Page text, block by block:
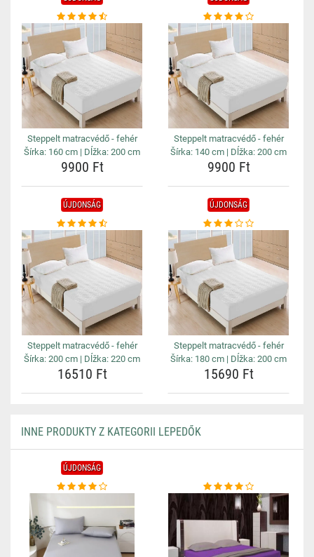
Steppelt matracvédő - fehér
Šírka: 160 cm | Dĺžka: 200 cm
9900 Ft
Steppelt matracvédő - fehér
Šírka: 140 cm | Dĺžka: 200 cm
9900 Ft
ÚJDONSÁG
Steppelt matracvédő - fehér
Šírka: 200 cm | Dĺžka: 220 cm
16510 Ft
ÚJDONSÁG
Steppelt matracvédő - fehér
Šírka: 180 cm | Dĺžka: 200 cm
15690 Ft
INNE PRODUKTY Z KATEGORII LEPEDŐK
ÚJDONSÁG